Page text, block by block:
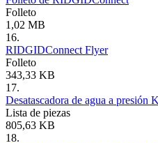
Folleto
1,02 MB
16.
RIDGIDConnect Flyer
Folleto
343,33 KB
17.
Desatascadora de agua a presión
Lista de piezas
805,63 KB
18.